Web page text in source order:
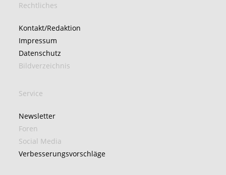
Rechtliches
Kontakt/Redaktion
Impressum
Datenschutz
Bildverzeichnis
Service
Newsletter
Foren
Social Media
Verbesserungsvorschläge